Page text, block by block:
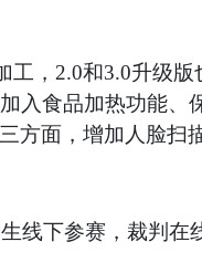
，2.0和3.0升级
入食品加热功能
方面，增加人脸扫
线下参赛，裁判